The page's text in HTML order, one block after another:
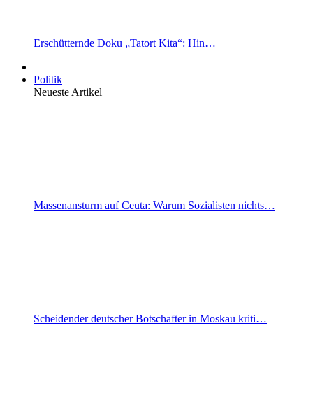
Erschütternde Doku „Tatort Kita“: Hin…
Politik
Neueste Artikel
Massenansturm auf Ceuta: Warum Sozialisten nichts…
Scheidender deutscher Botschafter in Moskau kriti…